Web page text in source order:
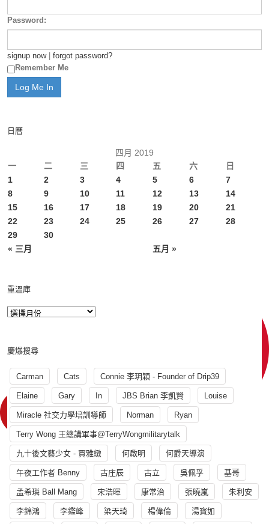
Password:
signup now| forgot password?
Remember Me
日曆
四月 2019
一
二 三 四 五 六 日
« 三月 五月 »
1 2 3 4 5 6
7
8
9 10 11 12 13
14
15
16 17 18 19 20
21
22
23 24 25 26 27
28
29
30
重溫庫
慶爆搜尋
Carman Cats Connie 李玥穎 - Founder of Drip39
Elaine Gary In JBS Brian 李凱賢 Louise
Miracle 社交力學培訓導師 Norman Ryan
Terry Wong 王總講軍事@TerryWongmilitarytalk
九十後文藝少女 - 賈雅緻 何啟明 何爵天導演
午夜工作者 Benny 古庄辰 古立 吳佩孚 基哥
孟希璘 Ball Mang 宋浩暉 康常治 張曉嵐 朱利安
李錦鴻 李鑑峰 梁天琦 楊偉倫 湯寳如